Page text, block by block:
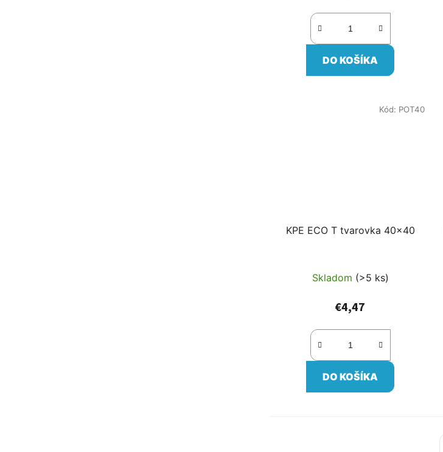
DO KOŠÍKA
KPE ECO T tvarovka 40x40
Skladom (>5 ks)
€4,47
DO KOŠÍKA
Kód: POT40